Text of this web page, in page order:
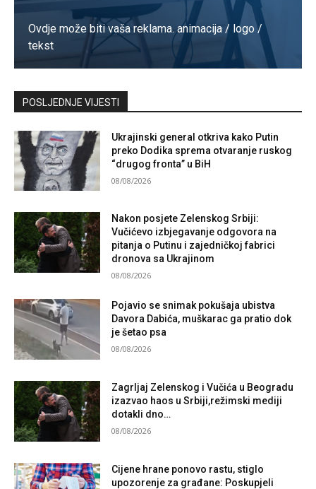
Ovdje može biti vaša reklama. animacija / logo /
tekst
Kontaktirajte nas
POSLJEDNJE VIJESTI
Ukrajinski general otkriva kako Putin
preko Dodika sprema otvaranje ruskog
“drugog fronta” u BiH
08/08/2026
Nakon posjete Zelenskog Srbiji:
Vučićevo izbjegavanje odgovora na
pitanja o Putinu i zajedničkoj fabrici
dronova sa Ukrajinom
08/08/2026
Pojavio se snimak pokušaja ubistva
Davora Dabića, muškarac ga pratio dok
je šetao psa
08/08/2026
Zagrljaj Zelenskog i Vučića u Beogradu
izazvao haos u Srbiji,režimski mediji
dotakli dno…
08/08/2026
Cijene hrane ponovo rastu, stiglo
upozorenje za građane: Poskupjeli